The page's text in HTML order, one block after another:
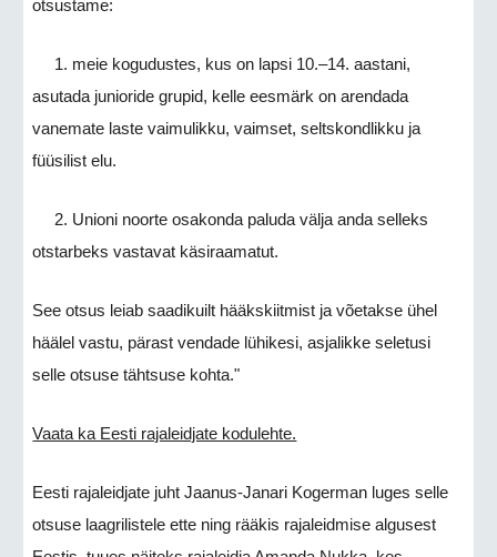
otsustame:
1. meie kogudustes, kus on lapsi 10.–14. aastani,
asutada junioride grupid, kelle eesmärk on arendada
vanemate laste vaimulikku, vaimset, seltskondlikku ja
füüsilist elu.
2. Unioni noorte osakonda paluda välja anda selleks
otstarbeks vastavat käsiraamatut.
See otsus leiab saadikuilt hääkskiitmist ja võetakse ühel
häälel vastu, pärast vendade lühikesi, asjalikke seletusi
selle otsuse tähtsuse kohta."
Vaata ka Eesti rajaleidjate kodulehte.
Eesti rajaleidjate juht Jaanus-Janari Kogerman luges selle
otsuse laagrilistele ette ning rääkis rajaleidmise algusest